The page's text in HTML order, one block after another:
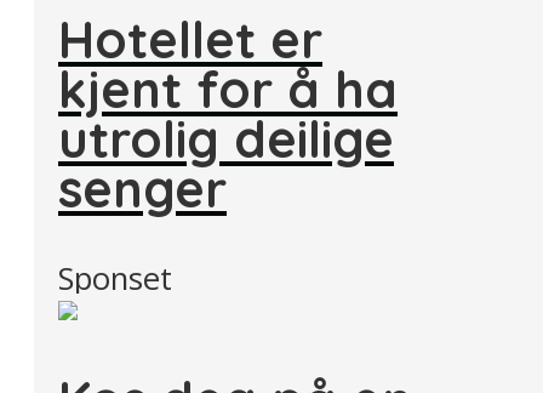
Hotellet er
kjent for å ha
utrolig deilige
senger
Sponset